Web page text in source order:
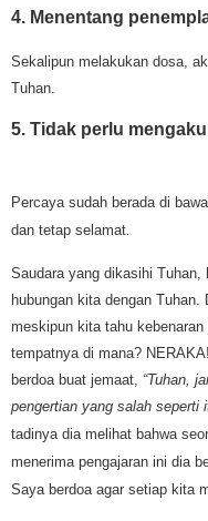
4. Menentang
Sekalipun melakukan dosa,
Tuhan.
5. Tidak perlu
Percaya sudah berada di
dan tetap selamat
Saudara yang dikasihi
hubungan kita dengan
meskipun kita tahu
tempatnya di mana?
berdoa buat jemaat, “Tuhan,
pengertian yang salah seperti
tadinya dia melihat bahwa
menerima pengajaran ini dia
Saya berdoa agar setiap kita